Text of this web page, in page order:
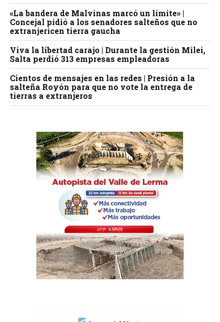
«La bandera de Malvinas marcó un límite» |
Concejal pidió a los senadores salteños que no
extranjericen tierra gaucha
Viva la libertad carajo | Durante la gestión Milei,
Salta perdió 313 empresas empleadoras
Cientos de mensajes en las redes | Presión a la
salteña Royón para que no vote la entrega de
tierras a extranjeros